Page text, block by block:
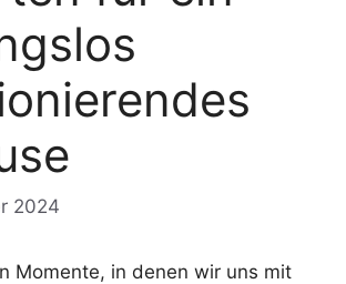
2024
Momente, in denen wir uns mit